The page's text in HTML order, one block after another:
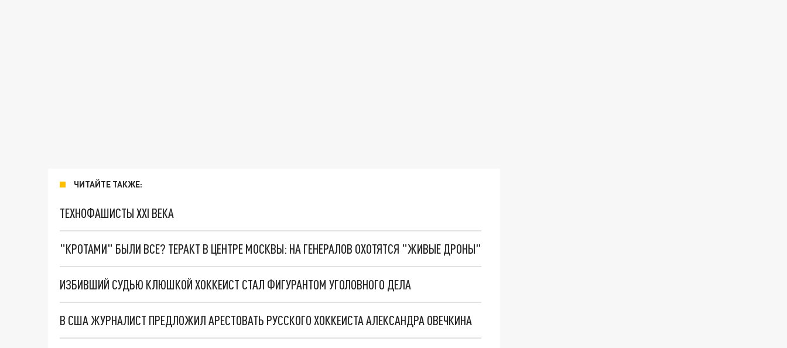
ЧИТАЙТЕ ТАКЖЕ:
ТЕХНОФАШИСТЫ XXI ВЕКА
"КРОТАМИ" БЫЛИ ВСЕ? ТЕРАКТ В ЦЕНТРЕ МОСКВЫ: НА ГЕНЕРАЛОВ ОХОТЯТСЯ "ЖИВЫЕ ДРОНЫ"
ИЗБИВШИЙ СУДЬЮ КЛЮШКОЙ ХОККЕИСТ СТАЛ ФИГУРАНТОМ УГОЛОВНОГО ДЕЛА
В США ЖУРНАЛИСТ ПРЕДЛОЖИЛ АРЕСТОВАТЬ РУССКОГО ХОККЕИСТА АЛЕКСАНДРА ОВЕЧКИНА